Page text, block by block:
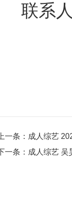
联系
上一条： 成人综艺
一条： 成人综艺 吴